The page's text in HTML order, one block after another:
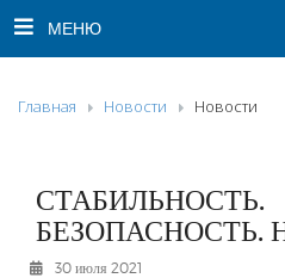
МЕНЮ
НОВОСТИ
К СВЕДЕНИЮ
КОНКУРСЫ
ФОТОРЕПОРТАЖИ
Главная Новости Новости
СТАБИЛЬНОСТЬ.
БЕЗОПАСНОСТЬ.
30 июля 2021